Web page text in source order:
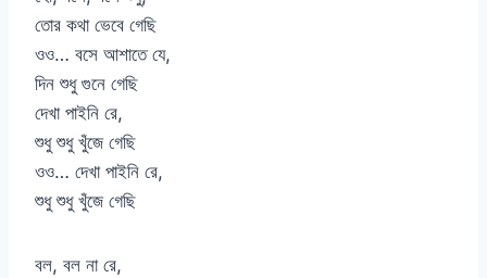
তোর কথা ভেবে গেছি
ওও… বসে আশাতে যে,
দিন শুধু গুনে গেছি
দেখা পাইনি রে,
শুধু শুধু খুঁজে গেছি
ওও… দেখা পাইনি রে,
শুধু শুধু খুঁজে গেছি
বল, বল না রে,